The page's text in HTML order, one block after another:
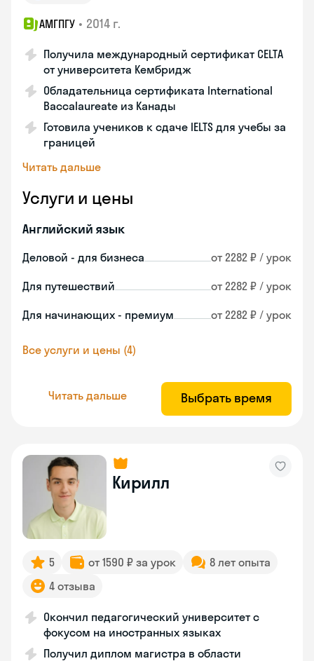
АМГПГУ • 2014 г.
Получила международный сертификат CELTA
от университета Кембридж
Обладательница сертификата International
Baccalaureate из Канады
Готовила учеников к сдаче IELTS для учебы за
границей
Читать дальше
Услуги и цены
Английский язык
Деловой - для бизнеса от 2282 ₽ / урок
Для путешествий от 2282 ₽ / урок
Для начинающих - премиум от 2282 ₽ / урок
Все услуги и цены (4)
Читать дальше Выбрать время
Кирилл
5 от 1590 ₽ за урок
8 лет опыта
4 отзыва
Окончил педагогический университет с
фокусом на иностранных языках
Получил диплом магистра в области